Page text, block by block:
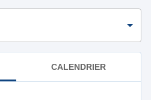
CALENDRIER